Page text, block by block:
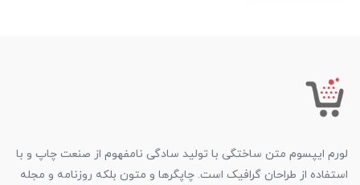
لورم ایپسوم متن ساختگی با تولید سادگی نامفهوم از صنعت چاپ و با
استفاده از طراحان گرافیک است. چاپگرها و متون بلکه روزنامه و مجله